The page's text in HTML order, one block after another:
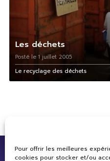
Pour offrir les meilleures
cookies pour stocker et/ou
Les déchets
Posté le 1 juillet 2005
Le recyclage des déchets